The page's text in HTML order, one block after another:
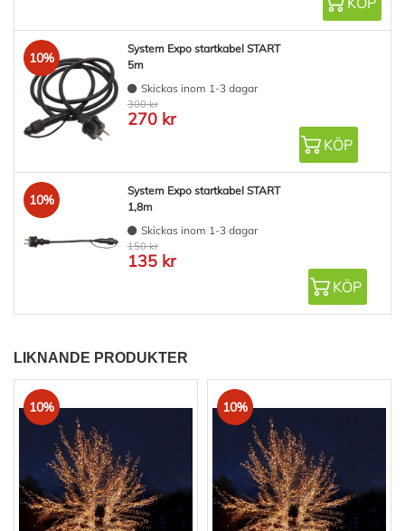
10%
System Expo startkabel START
5m
Skickas inom 1-3 dagar
300 kr
270 kr
KÖP
10%
System Expo startkabel START
1,8m
Skickas inom 1-3 dagar
150 kr
135 kr
KÖP
LIKNANDE PRODUKTER
10% 10%